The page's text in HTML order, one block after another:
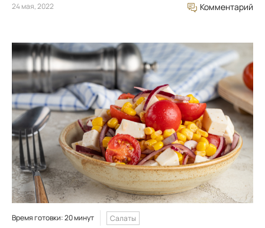
24 мая, 2022 Комментарий
Время готовки: 20 минут Салаты